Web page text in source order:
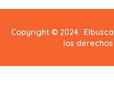
Copyright © 2024.
los